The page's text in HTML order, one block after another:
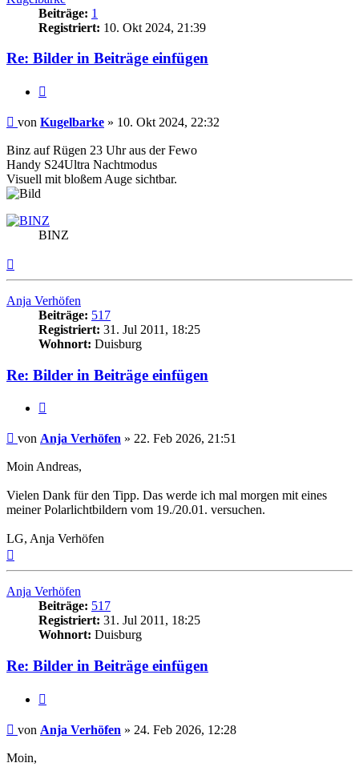
Beiträge: 1
Registriert: 10. Okt 2024, 21:39
Re: Bilder in Beiträge einfügen
Beitrag
von Kugelbarke » 10. Okt 2024, 22:32
Binz auf Rügen 23 Uhr aus der Fewo
Handy S24Ultra Nachtmodus
Visuell mit bloßem Auge sichtbar.
BINZ
Anja Verhöfen
Beiträge: 517
Registriert: 31. Jul 2011, 18:25
Wohnort: Duisburg
Re: Bilder in Beiträge einfügen
Beitrag
von Anja Verhöfen » 22. Feb 2026, 21:51
Moin Andreas,
Vielen Dank für den Tipp. Das werde ich mal morgen mit eines
meiner Polarlichtbildern vom 19./20.01. versuchen.
LG, Anja Verhöfen
oben
Anja Verhöfen
Beiträge: 517
Registriert: 31. Jul 2011, 18:25
Wohnort: Duisburg
Re: Bilder in Beiträge einfügen
Beitrag
von Anja Verhöfen » 24. Feb 2026, 12:28
Moin,